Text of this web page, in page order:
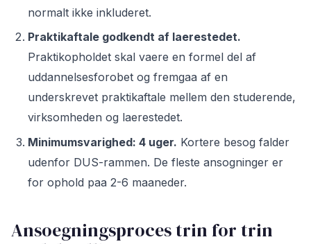
normalt ikke inkluderet.
Praktikaftale godkendt af laerestedet.
Praktikopholdet skal vaere en formel del af
uddannelsesforobet og fremgaa af en
underskrevet praktikaftale mellem den studerende,
virksomheden og laerestedet.
Minimumsvarighed: 4 uger. Kortere besog falder
udenfor DUS-rammen. De fleste ansogninger er
for ophold paa 2-6 maaneder.
Ansoegningsproces trin for trin